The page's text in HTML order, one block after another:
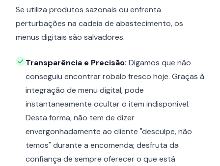
Se utiliza produtos sazonais ou enfrenta
perturbações na cadeia de abastecimento, os
menus digitais são salvadores.
Transparência e Precisão: Digamos que não
conseguiu encontrar robalo fresco hoje. Graças à
integração de menu digital, pode
instantaneamente ocultar o item indisponível.
Desta forma, não tem de dizer
envergonhadamente ao cliente "desculpe, não
temos" durante a encomenda; desfruta da
confiança de sempre oferecer o que está